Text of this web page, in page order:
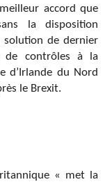
accord que
la disposition
de dernier
de contrôles à la
d’Irlande du Nord
le Brexit.
« met la